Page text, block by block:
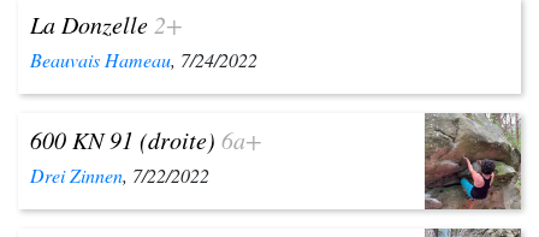
La Donzelle 2+
Beauvais Hameau, 7/24/2022
600 KN 91 (droite) 6a+
Drei Zinnen, 7/22/2022